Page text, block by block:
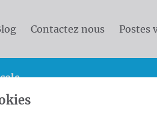
Contactez nous Postes